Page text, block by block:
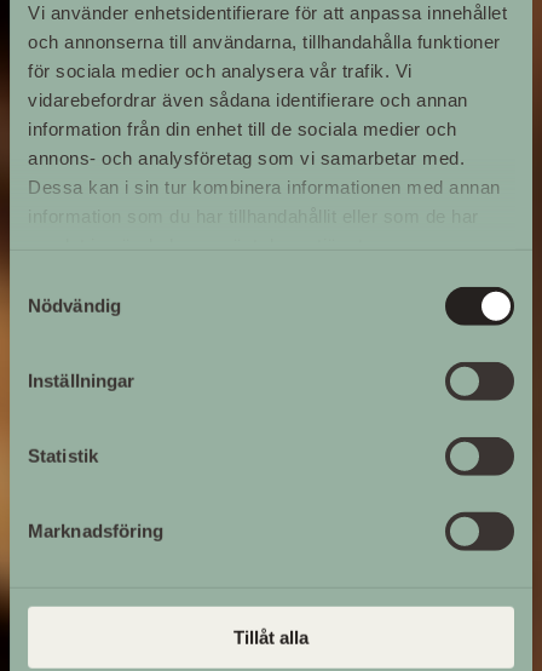
Vi använder enhetsidentifierare för att anpassa innehållet
och annonserna till användarna, tillhandahålla funktioner
för sociala medier och analysera vår trafik. Vi
vidarebefordrar även sådana identifierare och annan
information från din enhet till de sociala medier och
annons- och analysföretag som vi samarbetar med.
Dessa kan i sin tur kombinera informationen med annan
Nödvändig
Inställningar
Statistik
Marknadsföring
Tillåt alla